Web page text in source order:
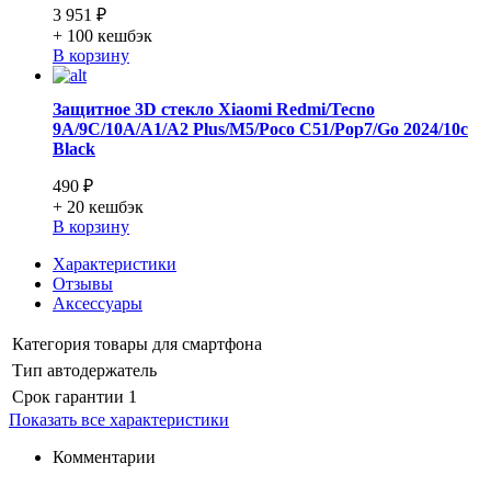
3 951 ₽
+ 100 кешбэк
В корзину
Защитное 3D стекло Xiaomi Redmi/Tecno
9A/9C/10A/A1/A2 Plus/M5/Poco C51/Pop7/Go 2024/10c
Black
490 ₽
+ 20 кешбэк
В корзину
Характеристики
Отзывы
Аксессуары
Категория товары для смартфона
Тип автодержатель
Срок гарантии 1
Показать все характеристики
Комментарии